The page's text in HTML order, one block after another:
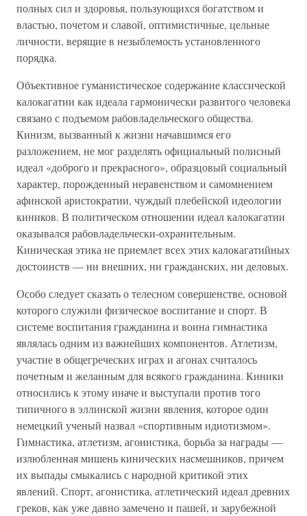
полных сил и здоровья, пользующихся богатством и
властью, почетом и славой, оптимистичные, цельные
личности, верящие в незыблемость установленного
порядка.
Объективное гуманистическое содержание классической
калокагатии как идеала гармонически развитого человека
связано с подъемом рабовладельческого общества.
Кинизм, вызванный к жизни начавшимся его
разложением, не мог разделять официальный полисный
идеал «доброго и прекрасного», образцовый социальный
характер, порожденный неравенством и самомнением
афинской аристократии, чуждый плебейской идеологии
киников. В политическом отношении идеал калокагатии
оказывался рабовладельчески-охранительным.
Киническая этика не приемлет всех этих калокагатийных
достоинств — ни внешних, ни гражданских, ни деловых.
Особо следует сказать о телесном совершенстве, основой
которого служили физическое воспитание и спорт. В
системе воспитания гражданина и воина гимнастика
являлась одним из важнейших компонентов. Атлетизм,
участие в общегреческих играх и агонах считалось
почетным и желанным для всякого гражданина. Киники
относились к этому иначе и выступали против того
типичного в эллинской жизни явления, которое один
немецкий ученый назвал «спортивным идиотизмом».
Гимнастика, атлетизм, агонистика, борьба за награды —
излюбленная мишень кинических насмешников, причем
их выпады смыкались с народной критикой этих
явлений. Спорт, агонистика, атлетический идеал древних
греков, как уже давно замечено и пашей, и зарубежной